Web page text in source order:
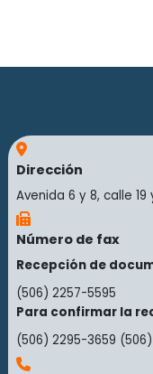
Dirección
Avenida 6 y 8, calle 19
Número de fax
Recepción de
(506) 2257-5595
Para confirmar la
(506) 2295-3659